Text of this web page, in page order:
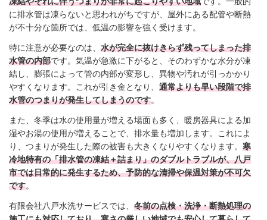
に排水管は凍らないと思われがちですが、屋外にある配管や断熱
が不十分な箇所では、低温の影響を強く受けます。
特に注意が必要なのは、 水が完全に抜けきらず残ってしまった排
水管の内部です。気温が急激に下がると、そのわずかな水分が凍
結し、膨張によって管の内部が変形し、異物や汚れが引っかかり
やすくなります。これが引き金となり、 通常よりも早い段階で排
水管のつまりが発生してしまうのです。
また、冬季は水の使用量が増える場面も多く、暖房器具による加
湿やお湯の使用が増えることで、排水量も増加します。これによ
り、つまりが発生した際の被害も大きくなりやすくなります。 寒
冷地特有の「排水管の凍結＋詰まり」のダブルトラブルが、八戸
市では日常的に発生するため、予防的な清掃や保温対策が不可欠
です。
有限会社八戸水洗サービスでは、 冬前の点検・洗浄・断熱処理の